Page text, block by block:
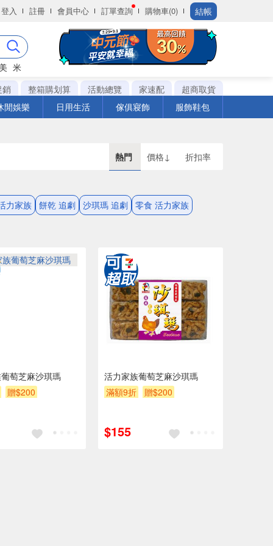
登入 註冊 會員中心 訂單查詢 購物車(0) 結帳
米
銷
整箱購划算 活動總覽 家速配
超商取貨
閒娛樂
日用生活 傢俱寢飾 服飾鞋包
熱門 價格↓ 折扣率
力家族 餅乾 追劇 沙琪瑪 追劇 零食 活力家族
萄芝麻沙琪瑪
贈$200
活力家族葡萄芝麻沙琪瑪
滿額9折
贈$200
$155